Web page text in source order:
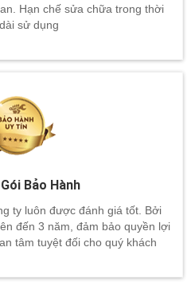
Hạn chế sửa chữa trong thời
sử dụng
Bảo Hành
ty luôn được đánh giá tốt. Bởi
đến 3 năm, đảm bảo quyền lợi
tâm tuyệt đối cho quý khách